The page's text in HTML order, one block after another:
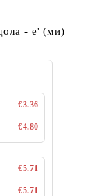
- e' (ми)
€3.36
€4.80
€5.71
€5.71